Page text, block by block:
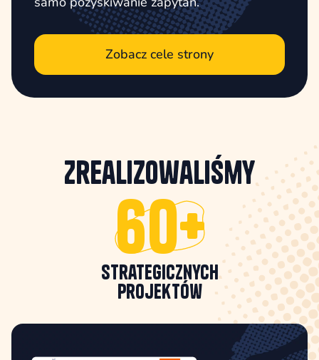
Zobacz cele strony
Zrealizowaliśmy
60+
strategicznych
projektów